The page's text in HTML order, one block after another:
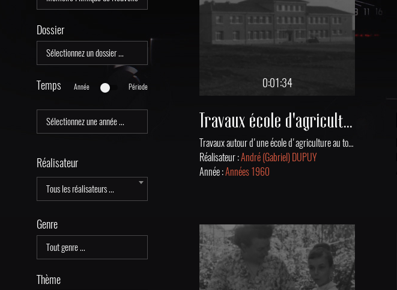
Dossier
Temps Année Période
Réalisateur
Tous les réalisateurs ...
Genre
Thème
0:01:34
Travaux école d'agriculture
Travaux autour d'une école d'agriculture au tout début des années 1960.
Réalisateur :André (Gabriel) DUPUY
Année :Années 1960